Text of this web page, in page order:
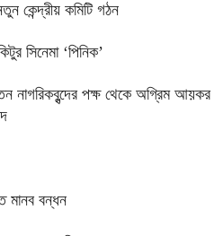
কেন্দ্রীয় কমিটি গঠন
সিনেমা ‘পিনিক’
নাগরিকবৃন্দের পক্ষ থেকে অগ্রিম আয়কর
মানব বন্ধন